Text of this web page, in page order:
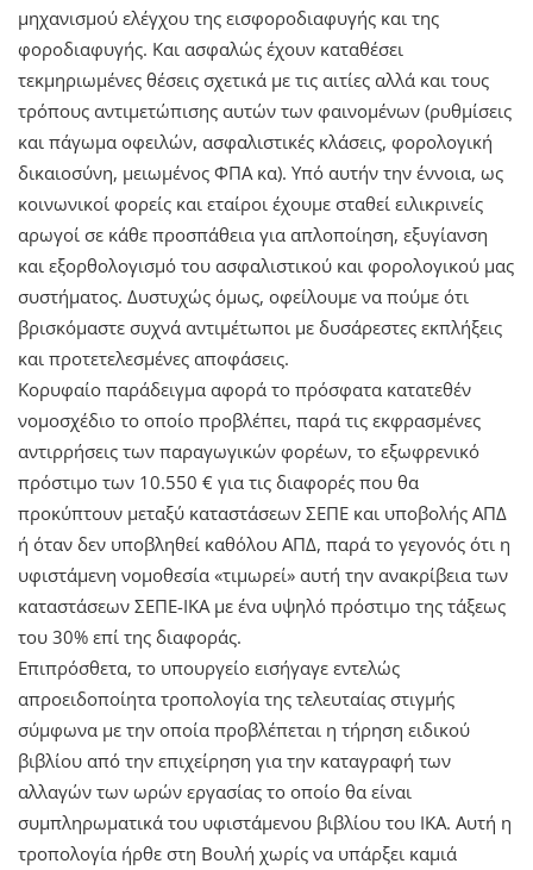
μηχανισμού ελέγχου της εισφοροδιαφυγής και της
φοροδιαφυγής. Και ασφαλώς έχουν καταθέσει
τεκμηριωμένες θέσεις σχετικά με τις αιτίες αλλά και τους
τρόπους αντιμετώπισης αυτών των φαινομένων (ρυθμίσεις
και πάγωμα οφειλών, ασφαλιστικές κλάσεις, φορολογική
δικαιοσύνη, μειωμένος ΦΠΑ κα). Υπό αυτήν την έννοια, ως
κοινωνικοί φορείς και εταίροι έχουμε σταθεί ειλικρινείς
αρωγοί σε κάθε προσπάθεια για απλοποίηση, εξυγίανση
και εξορθολογισμό του ασφαλιστικού και φορολογικού μας
συστήματος. Δυστυχώς όμως, οφείλουμε να πούμε ότι
βρισκόμαστε συχνά αντιμέτωποι με δυσάρεστες εκπλήξεις
και προτετελεσμένες αποφάσεις.
Κορυφαίο παράδειγμα αφορά το πρόσφατα κατατεθέν
νομοσχέδιο το οποίο προβλέπει, παρά τις εκφρασμένες
αντιρρήσεις των παραγωγικών φορέων, το εξωφρενικό
πρόστιμο των 10.550 € για τις διαφορές που θα
προκύπτουν μεταξύ καταστάσεων ΣΕΠΕ και υποβολής ΑΠΔ
ή όταν δεν υποβληθεί καθόλου ΑΠΔ, παρά το γεγονός ότι η
υφιστάμενη νομοθεσία «τιμωρεί» αυτή την ανακρίβεια των
καταστάσεων ΣΕΠΕ-ΙΚΑ με ένα υψηλό πρόστιμο της τάξεως
του 30% επί της διαφοράς.
Επιπρόσθετα, το υπουργείο εισήγαγε εντελώς
απροειδοποίητα τροπολογία της τελευταίας στιγμής
σύμφωνα με την οποία προβλέπεται η τήρηση ειδικού
βιβλίου από την επιχείρηση για την καταγραφή των
αλλαγών των ωρών εργασίας το οποίο θα είναι
συμπληρωματικά του υφιστάμενου βιβλίου του ΙΚΑ. Αυτή η
τροπολογία ήρθε στη Βουλή χωρίς να υπάρξει καμιά